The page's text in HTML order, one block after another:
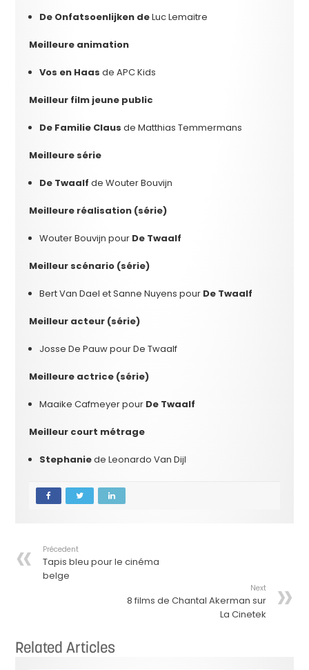
De Onfatsoenlijken deLuc Lemaitre
Meilleure animation
Vos en Haas de APC Kids
Meilleur film jeune public
De Familie Claus de Matthias Temmermans
Meilleure série
De Twaalf de Wouter Bouvijn
Meilleure réalisation (série)
Wouter Bouvijn pour De Twaalf
Meilleur scénario (série)
Bert Van Dael et Sanne Nuyens pour De Twaalf
Meilleur acteur (série)
Josse De Pauw pour De Twaalf
Meilleure actrice (série)
Maaike Cafmeyer pour De Twaalf
Meilleur court métrage
Stephaniede Leonardo Van Dijl
Précedent
Tapis bleu pour le cinéma
belge
Next
8 films de Chantal Akerman sur
La Cinetek
Related Articles